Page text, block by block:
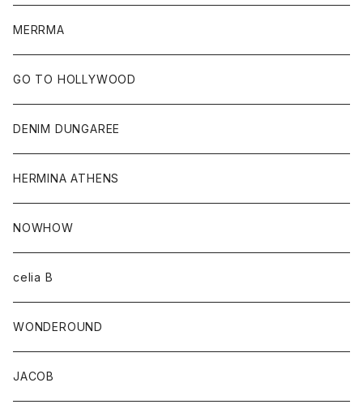
MERRMA
GO TO HOLLYWOOD
DENIM DUNGAREE
HERMINA ATHENS
NOWHOW
celia B
WONDEROUND
JACOB